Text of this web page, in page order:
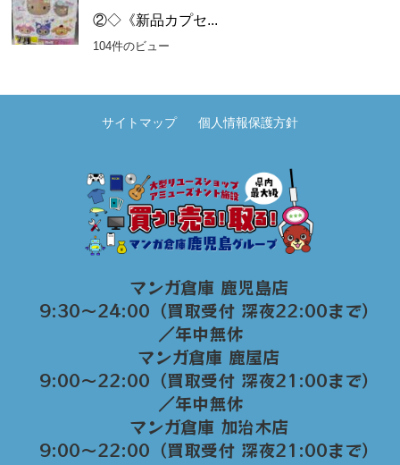
②◇《新品カプセ...
104件のビュー
サイトマップ 個人情報保護方針
マンガ倉庫 鹿児島店
9:30～24:00（買取受付 深夜22:00まで）
／年中無休
マンガ倉庫 鹿屋店
9:00～22:00（買取受付 深夜21:00まで）
／年中無休
マンガ倉庫 加治木店
9:00〜22:00（買取受付 深夜21:00まで）